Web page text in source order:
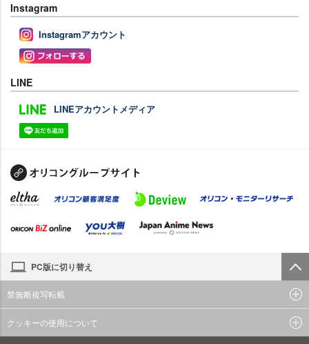
Instagram
Instagramアカウント
LINE
LINEアカウントメディア
PC版に切り替え
禁無断複写転載
クッキーの使用について